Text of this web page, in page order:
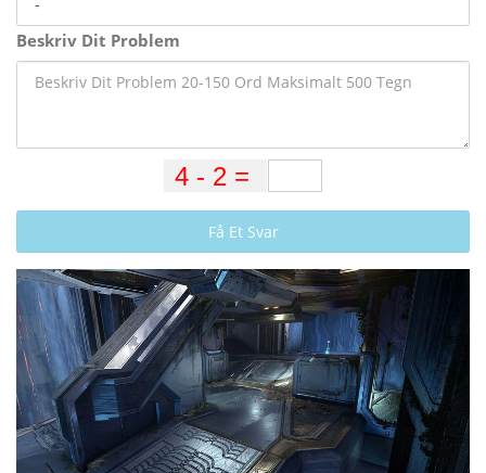
Beskriv Dit Problem
Få Et Svar